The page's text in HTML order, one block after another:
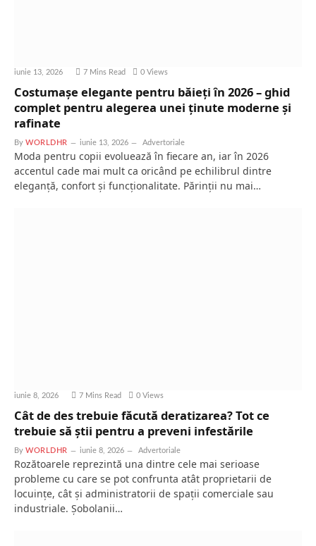
iunie 13, 2026 7 Mins Read 0 Views
Costumașe elegante pentru băieți în 2026 – ghid
complet pentru alegerea unei ținute moderne și
rafinate
By WORLDHR iunie 13, 2026 Advertoriale
Moda pentru copii evoluează în fiecare an, iar în 2026
accentul cade mai mult ca oricând pe echilibrul dintre
eleganță, confort și funcționalitate. Părinții nu mai…
iunie 8, 2026 7 Mins Read 0 Views
Cât de des trebuie făcută deratizarea? Tot ce
trebuie să știi pentru a preveni infestările
By WORLDHR iunie 8, 2026 Advertoriale
Rozătoarele reprezintă una dintre cele mai serioase
probleme cu care se pot confrunta atât proprietarii de
locuințe, cât și administratorii de spații comerciale sau
industriale. Șobolanii…